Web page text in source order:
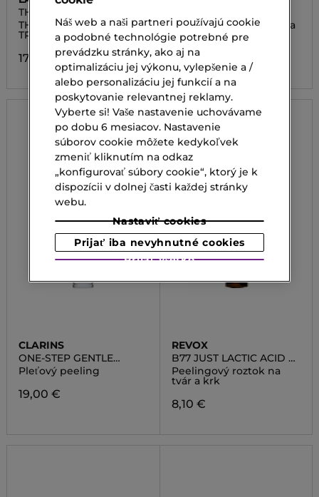
THE RESURFACING
TREATMENT
THE RESURFACING
TREATMENT
170,00 €
1 min peelingová maska
89,00 €
CLARINS
ONE-STEP GENTLE
EXFOLIATING CLEANSER
Pleťový peeling
19,00 €
REVOX
B77 JUST LACTIC ACID +
HA
Peelingový roztok na
tvár a krk
8,10 €
Náš web a naši partneri používajú cookie
a podobné technológie potrebné pre
prevádzku stránky, ako aj na
optimalizáciu jej výkonu, vylepšenie a /
alebo personalizáciu jej funkcií a na
poskytovanie relevantnej reklamy.
Vyberte si! Vaše nastavenie uchovávame
po dobu 6 mesiacov. Nastavenie
súborov cookie môžete kedykoľvek
zmeniť kliknutím na odkaz
„konfigurovať súbory cookie“, ktorý je k
dispozícii v dolnej časti každej stránky
webu.
Nastaviť cookies
Prijať iba nevyhnutné cookies
Prijať všetko